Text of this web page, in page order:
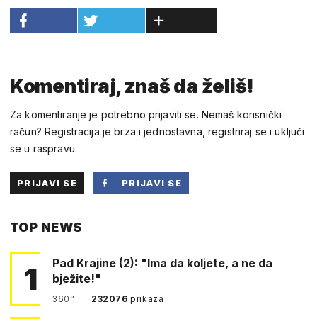
Komentiraj, znaš da želiš!
Za komentiranje je potrebno prijaviti se. Nemaš korisnički
račun? Registracija je brza i jednostavna, registriraj se i uključi
se u raspravu.
PRIJAVI SE
PRIJAVI SE
TOP NEWS
1
Pad Krajine (2): "Ima da koljete, a ne da
bježite!"
360° 232076prikaza